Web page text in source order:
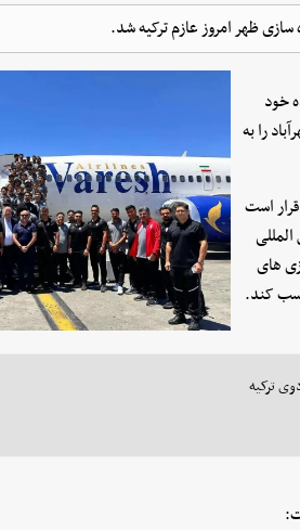
سازی ظهر امروز عازم ترکیه شد.
خود
را به
آنتالیا قرار است
های
کند.
ترکیه